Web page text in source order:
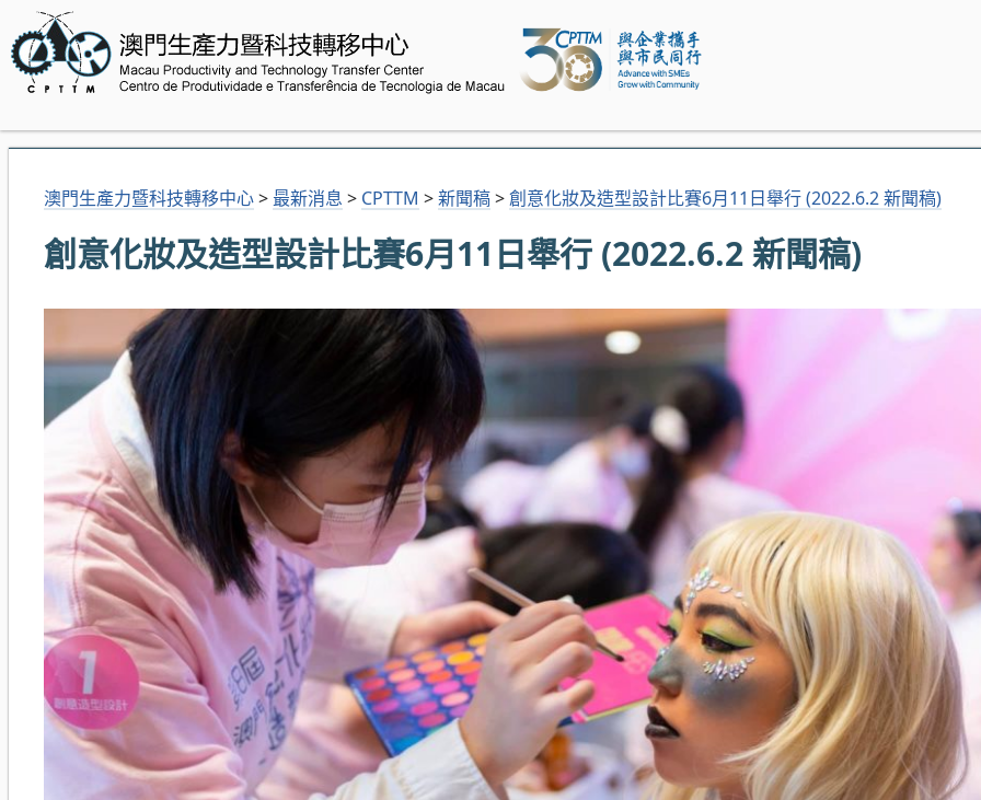
澳門生產力暨科技轉移中心> 最新消息 > CPTTM >新聞稿>創意化妝及造型設計比賽6月11日舉行 (2022.6.2 新聞稿)
創意化妝及造型設計比賽6月11日舉行 (2022.6.2 新聞稿)